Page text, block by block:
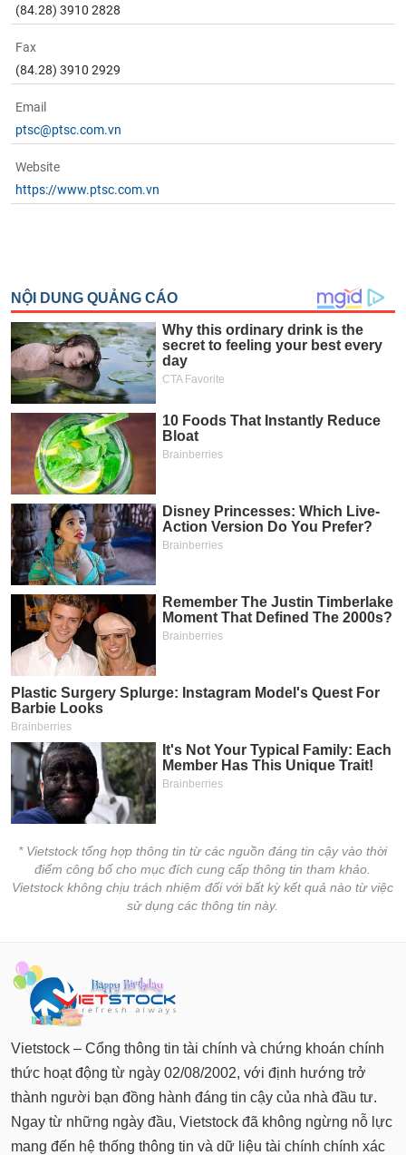
(84.28) 3910 2828
Fax
(84.28) 3910 2929
Email
ptsc@ptsc.com.vn
Website
https://www.ptsc.com.vn
* Vietstock tổng hợp thông tin từ các nguồn đáng tin cậy vào thời
điểm công bố cho mục đích cung cấp thông tin tham khảo.
Vietstock không chịu trách nhiệm đối với bất kỳ kết quả nào từ việc
sử dụng các thông tin này.
Vietstock – Cổng thông tin tài chính và chứng khoán chính
thức hoạt động từ ngày 02/08/2002, với định hướng trở
thành người bạn đồng hành đáng tin cậy của nhà đầu tư.
Ngay từ những ngày đầu, Vietstock đã không ngừng nỗ lực
mang đến hệ thống thông tin và dữ liệu tài chính chính xác